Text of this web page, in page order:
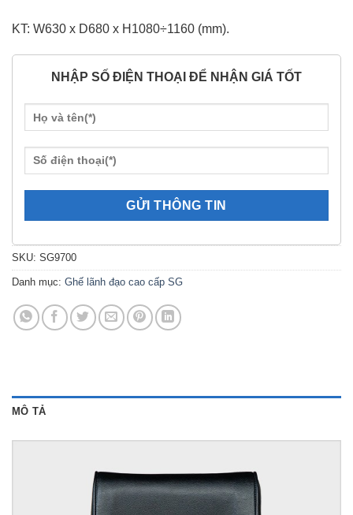
KT: W630 x D680 x H1080÷1160 (mm).
NHẬP SỐ ĐIỆN THOẠI ĐỂ NHẬN GIÁ TỐT
SKU: SG9700
Danh mục: Ghế lãnh đạo cao cấp SG
MÔ TẢ